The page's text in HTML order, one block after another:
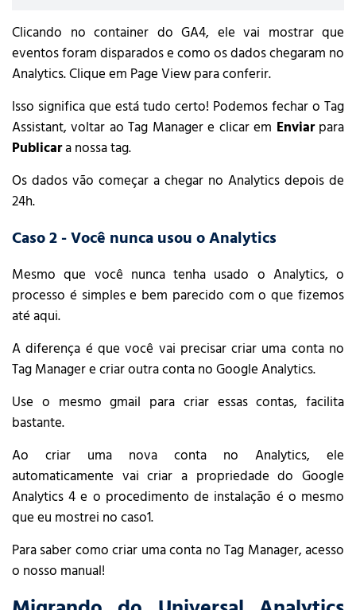
Clicando no container do GA4, ele vai mostrar que
eventos foram disparados e como os dados chegaram no
Analytics. Clique em Page View para conferir.
Isso significa que está tudo certo! Podemos fechar o Tag
Assistant, voltar ao Tag Manager e clicar em Enviarpara
Publicara nossa tag.
Os dados vão começar a chegar no Analytics depois de
24h.
Caso 2 - Você nunca usou o Analytics
Mesmo que você nunca tenha usado o Analytics, o
processo é simples e bem parecido com o que fizemos
até aqui.
A diferença é que você vai precisar criar uma conta no
Tag Manager e criar outra conta no Google Analytics.
Use o mesmo gmail para criar essas contas, facilita
bastante.
Ao criar uma nova conta no Analytics, ele
automaticamente vai criar a propriedade do Google
Analytics 4 e o procedimento de instalação é o mesmo
que eu mostrei no caso1.
Para saber como criar uma conta no Tag Manager, acesso
o nosso manual!